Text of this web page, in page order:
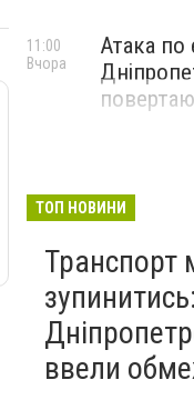
Атака по
11:00
Вчора
ТОП НОВИНИ
Транспорт
ввели